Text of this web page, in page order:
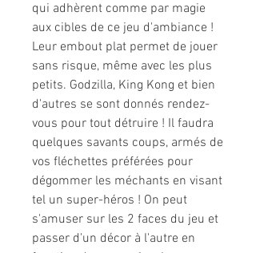
qui adhèrent comme par magie
aux cibles de ce jeu d'ambiance !
Leur embout plat permet de jouer
sans risque, même avec les plus
petits. Godzilla, King Kong et bien
d'autres se sont donnés rendez-
vous pour tout détruire ! Il faudra
quelques savants coups, armés de
vos fléchettes préférées pour
dégommer les méchants en visant
tel un super-héros ! On peut
s'amuser sur les 2 faces du jeu et
passer d'un décor à l'autre en